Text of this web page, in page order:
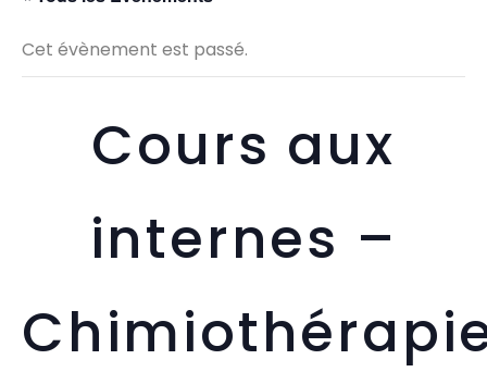
Cet évènement est passé.
Cours aux
internes –